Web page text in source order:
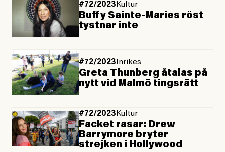
#72/2023 Kultur
Buffy Sainte-Maries röst
tystnar inte
#72/2023 Inrikes
Greta Thunberg åtalas på
nytt vid Malmö tingsrätt
#72/2023 Kultur
Facket rasar: Drew
Barrymore bryter
strejken i Hollywood